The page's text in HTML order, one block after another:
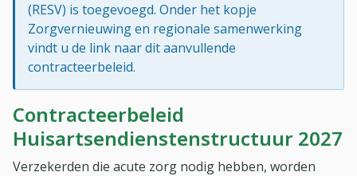
(RESV) is toegevoegd. Onder het kopje
Zorgvernieuwing en regionale samenwerking
vindt u de link naar dit aanvullende
contracteerbeleid.
Contracteerbeleid
Huisartsendienstenstructuur 2027
Verzekerden die acute zorg nodig hebben, worden